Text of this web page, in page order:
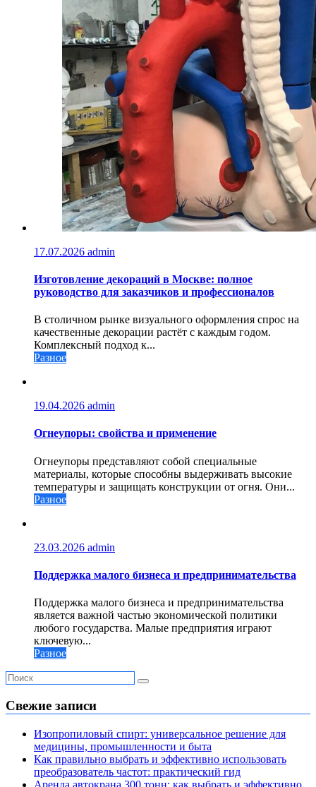
17.07.2026 admin
Изготовление декораций в Москве: полное
руководство для заказчиков и профессионалов
В столичном рынке визуального оформления спрос на
качественные декорации растёт с каждым годом.
Комплексный подход к...
Разное
19.04.2026 admin
Огнеупоры: свойства и применение
Огнеупоры представляют собой специальные
материалы, которые способны выдерживать высокие
температуры и защищать конструкции от огня. Они...
Разное
23.03.2026 admin
Поддержка малого бизнеса и предпринимательства
Поддержка малого бизнеса и предпринимательства
является важной частью экономической политики
любого государства. Малые предприятия играют
ключевую...
Разное
Свежие записи
Изопропиловый спирт: универсальное решение для
медицины, промышленности и быта
Как правильно выбрать и эффективно использовать
преобразователь частот: практический гид
Аренда автокрана 300 тонн: как выбрать и эффективно